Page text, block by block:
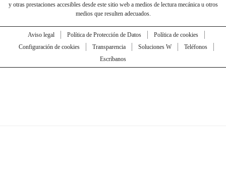
y otras prestaciones accesibles desde este sitio web a medios de lectura mecánica u otros
medios que resulten adecuados.
Aviso legal Política de Protección de Datos
Política de cookies
Configuración de cookies
Transparencia Soluciones W
Teléfonos
Escríbanos